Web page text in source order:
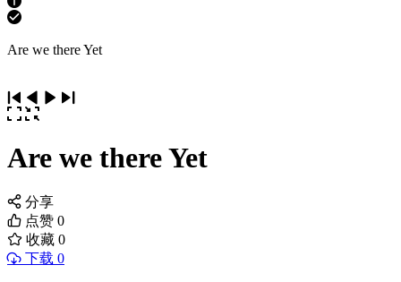
Are we there Yet
Are we there Yet
分享
点赞 0
收藏 0
下载 0